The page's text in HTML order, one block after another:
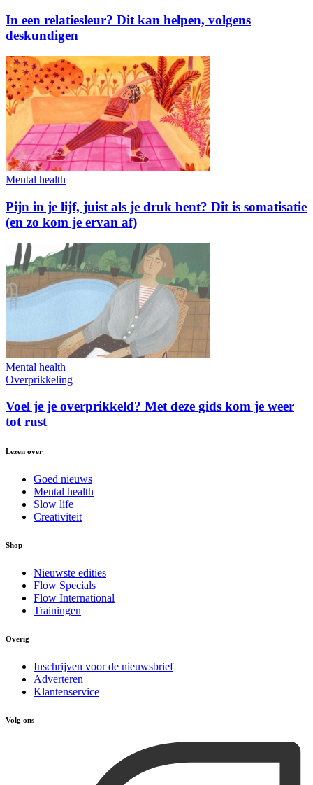
In een relatiesleur? Dit kan helpen, volgens
deskundigen
Mental health
Pijn in je lijf, juist als je druk bent? Dit is somatisatie
(en zo kom je ervan af)
Mental health
Overprikkeling
Voel je je overprikkeld? Met deze gids kom je weer
tot rust
Lezen over
Goed nieuws
Mental health
Slow life
Creativiteit
Shop
Nieuwste edities
Flow Specials
Flow International
Trainingen
Overig
Inschrijven voor de nieuwsbrief
Adverteren
Klantenservice
Volg ons